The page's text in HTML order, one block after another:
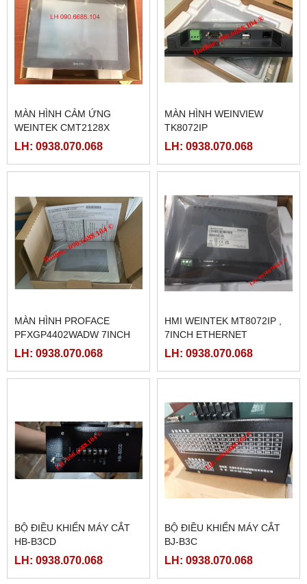
MÀN HÌNH CẢM ỨNG
WEINTEK CMT2128X
LH: 0938.070.068
MÀN HÌNH WEINVIEW
TK8072IP
LH: 0938.070.068
MÀN HÌNH PROFACE
PFXGP4402WADW 7INCH
LH: 0938.070.068
HMI WEINTEK MT8072IP ,
7INCH ETHERNET
LH: 0938.070.068
BỘ ĐIỀU KHIỂN MÁY CẮT
HB-B3CD
LH: 0938.070.068
BỘ ĐIỀU KHIỂN MÁY CẮT
BJ-B3C
LH: 0938.070.068